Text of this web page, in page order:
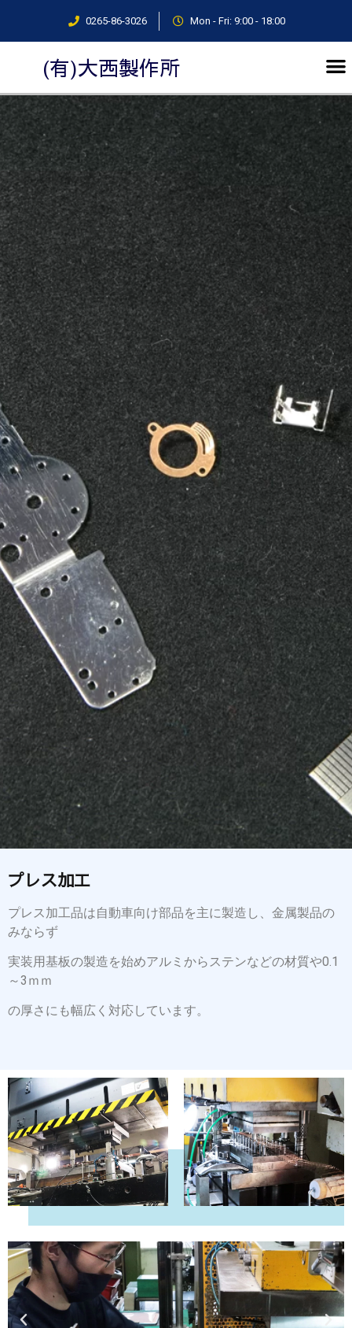
0265-86-3026 Mon - Fri: 9:00 - 18:00
(有)大西製作所
プレス加工
プレス加工品は自動車向け部品を主に製造し、金属製品の
みならず
実装用基板の製造を始めアルミからステンなどの材質や0.1
～3ｍｍ
の厚さにも幅広く対応しています。